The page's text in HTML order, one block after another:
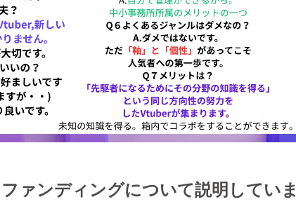
ァンディングについて説明していま